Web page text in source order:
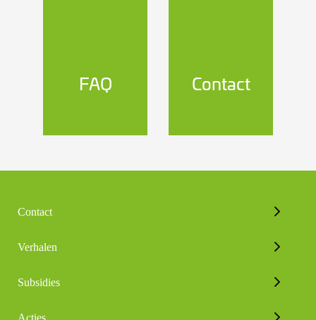
FAQ Contact
Contact
Verhalen
Subsidies
Acties